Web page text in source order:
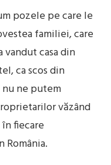
pozele pe care le
familiei, care
casa din
ca scos din
nu ne putem
văzând
fiecare